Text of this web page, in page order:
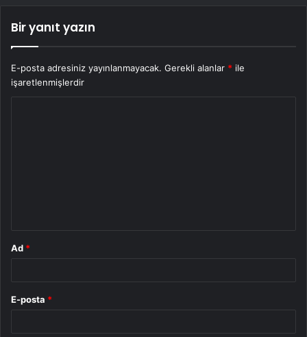
Bir yanıt yazın
E-posta adresiniz yayınlanmayacak. Gerekli alanlar * ile
işaretlenmişlerdir
Ad *
E-posta *